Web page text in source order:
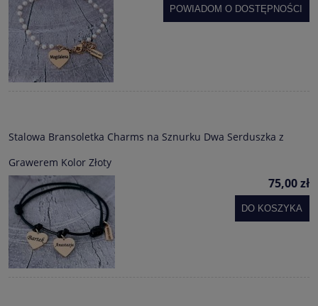
POWIADOM O DOSTĘPNOŚCI
Stalowa Bransoletka Charms na Sznurku Dwa Serduszka z
Grawerem Kolor Złoty
75,00 zł
DO KOSZYKA